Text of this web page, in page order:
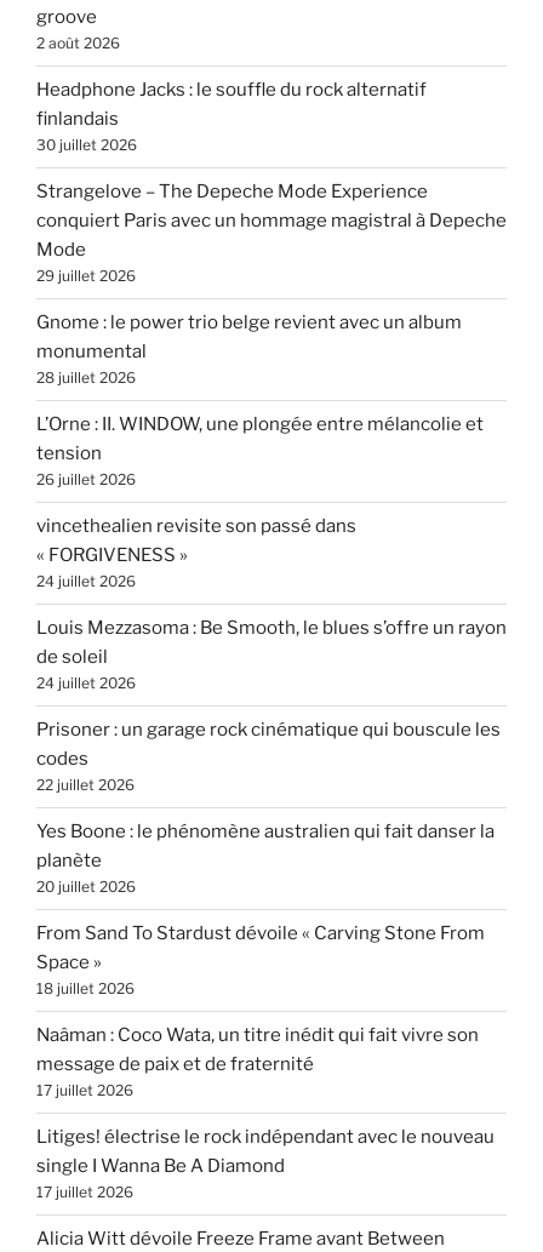
groove
2 août 2026
Headphone Jacks : le souffle du rock alternatif
finlandais
30 juillet 2026
Strangelove – The Depeche Mode Experience
conquiert Paris avec un hommage magistral à Depeche
Mode
29 juillet 2026
Gnome : le power trio belge revient avec un album
monumental
28 juillet 2026
L’Orne : II. WINDOW, une plongée entre mélancolie et
tension
26 juillet 2026
vincethealien revisite son passé dans
« FORGIVENESS »
24 juillet 2026
Louis Mezzasoma : Be Smooth, le blues s’offre un rayon
de soleil
24 juillet 2026
Prisoner : un garage rock cinématique qui bouscule les
codes
22 juillet 2026
Yes Boone : le phénomène australien qui fait danser la
planète
20 juillet 2026
From Sand To Stardust dévoile « Carving Stone From
Space »
18 juillet 2026
Naâman : Coco Wata, un titre inédit qui fait vivre son
message de paix et de fraternité
17 juillet 2026
Litiges! électrise le rock indépendant avec le nouveau
single I Wanna Be A Diamond
17 juillet 2026
Alicia Witt dévoile Freeze Frame avant Between